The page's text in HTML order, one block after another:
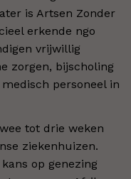
is Artsen Zonder
erkende ngo
vrijwillig
zorgen, bijscholing
personeel in
tot drie weken
ziekenhuizen.
op genezing